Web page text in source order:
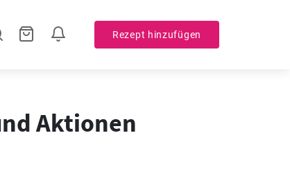
Rezept hinzufügen
Aktionen